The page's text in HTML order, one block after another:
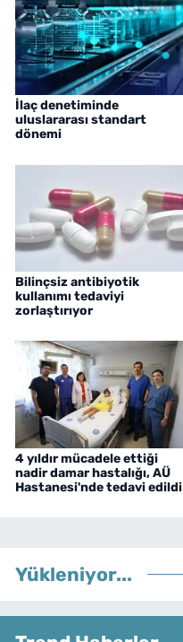
İlaç denetiminde
uluslararası standart
dönemi
Bilinçsiz antibiyotik
kullanımı tedaviyi
zorlaştırıyor
4 yıldır mücadele ettiği
nadir damar hastalığı, AÜ
Hastanesi'nde tedavi edildi
Yükleniyor...